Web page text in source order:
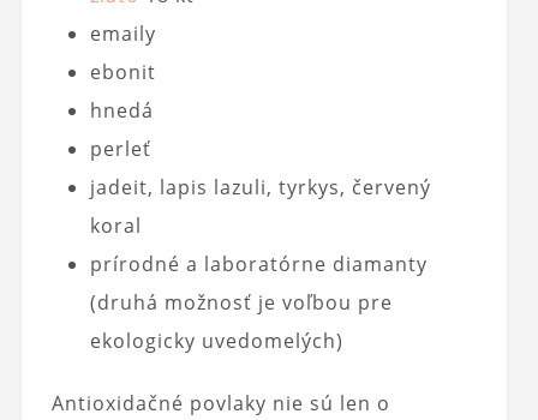
emaily
ebonit
hnedá
perleť
jadeit, lapis lazuli, tyrkys, červený
koral
prírodné a laboratórne diamanty
(druhá možnosť je voľbou pre
ekologicky uvedomelých)
Antioxidačné povlaky nie sú len o